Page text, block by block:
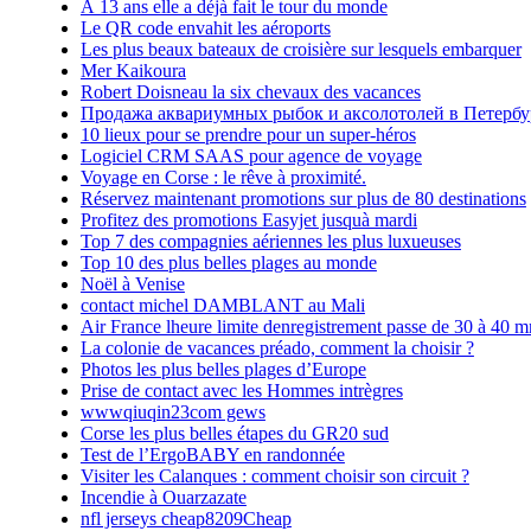
À 13 ans elle a déjà fait le tour du monde
Le QR code envahit les aéroports
Les plus beaux bateaux de croisière sur lesquels embarquer
Mer Kaikoura
Robert Doisneau la six chevaux des vacances
Продажа аквариумных рыбок и аксолотолей в
10 lieux pour se prendre pour un super-héros
Logiciel CRM SAAS pour agence de voyage
Voyage en Corse : le rêve à proximité.
Réservez maintenant promotions sur plus de 80 destinations
Profitez des promotions Easyjet jusquà mardi
Top 7 des compagnies aériennes les plus luxueuses
Top 10 des plus belles plages au monde
Noël à Venise
contact michel DAMBLANT au Mali
Air France lheure limite denregistrement passe de 30 à 40
La colonie de vacances préado, comment la choisir ?
Photos les plus belles plages d’Europe
Prise de contact avec les Hommes intrègres
wwwqiuqin23com gews
Corse les plus belles étapes du GR20 sud
Test de l’ErgoBABY en randonnée
Visiter les Calanques : comment choisir son circuit ?
Incendie à Ouarzazate
nfl jerseys cheap8209Cheap